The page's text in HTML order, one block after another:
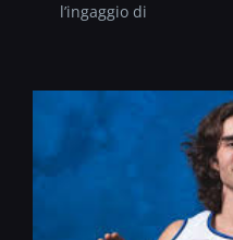
l’ingaggio di